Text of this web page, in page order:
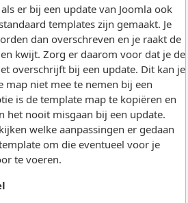
er bij een update van Joomla ook
templates zijn gemaakt. Je
dan overschreven en je raakt de
kwijt. Zorg er daarom voor dat je de
overschrijft bij een update. Dit kan je
map niet mee te nemen bij een
is de template map te kopiëren en
het nooit misgaan bij een update.
welke aanpassingen er gedaan
om die eventueel voor je
te voeren.